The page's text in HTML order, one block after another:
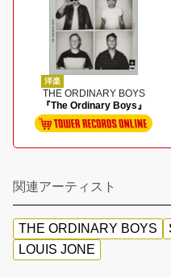
洋楽
THE ORDINARY BOYS
『The Ordinary Boys』
関連アーティスト
THE ORDINARY BOYS
LOUIS JONE